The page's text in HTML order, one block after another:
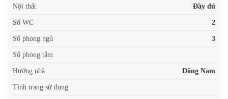
Nội thất Đầy đủ
Số WC 2
Số phòng ngủ 3
Số phòng tắm
Hướng nhà Đông Nam
Tình trạng sử dụng